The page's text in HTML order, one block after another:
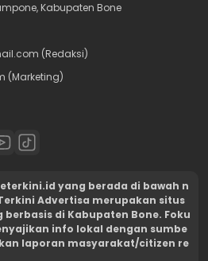
Kabupaten Bone
(Redaksi)
(Marketing)
yang berada di bawah n
Advertisa merupakan situs
di Kabupaten Bone. Foku
info lokal dengan sumbe
laporan masyarakat/citizen re